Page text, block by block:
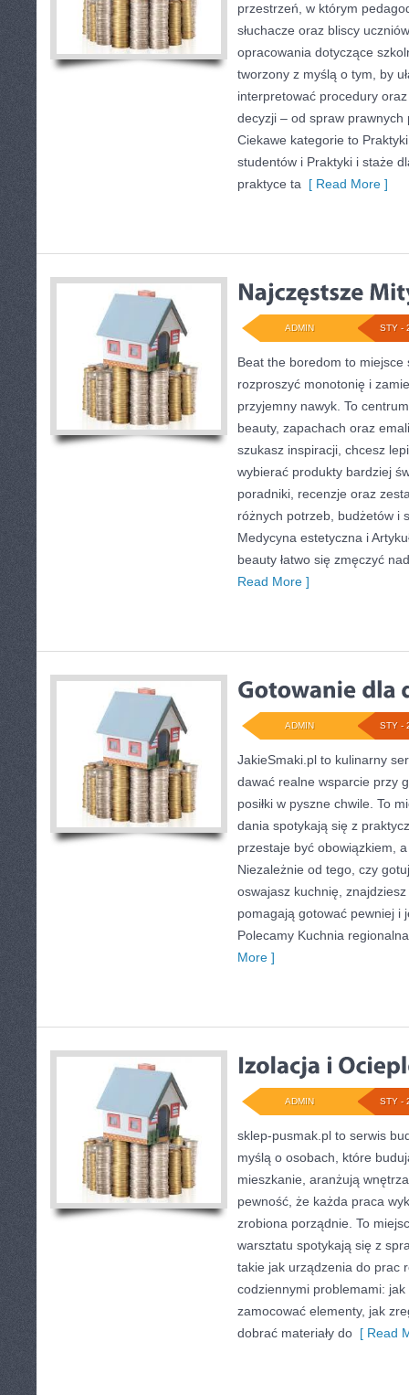
przestrzeń, w którym
słuchacze oraz bliscy
opracowania dotyczące
tworzony z myślą o tym, by
interpretować procedury
decyzji – od spraw
Ciekawe kategorie to
studentów i Praktyki i staże
praktyce ta [ Read More ]
STY -
ADMIN
Beat the boredom to miejsce
rozproszyć monotonię i
przyjemny nawyk. To
beauty, zapachach oraz
szukasz inspiracji, chcesz
wybierać produkty bardziej
poradniki, recenzje oraz
różnych potrzeb, budżetów i
Medycyna estetyczna i
beauty łatwo się zmęczyć
Read More ]
STY -
ADMIN
JakieSmaki.pl to kulinarny
dawać realne wsparcie przy
posiłki w pyszne chwile. To
dania spotykają się z
przestaje być obowiązkiem,
Niezależnie od tego, czy
oswajasz kuchnię,
pomagają gotować pewniej i
Polecamy Kuchnia
More ]
STY -
ADMIN
sklep-pusmak.pl to serwis
myślą o osobach, które
mieszkanie, aranżują
pewność, że każda praca
zrobiona porządnie. To
warsztatu spotykają się z
takie jak urządzenia do prac
codziennymi problemami:
zamocować elementy, jak
dobrać materiały do [ Read